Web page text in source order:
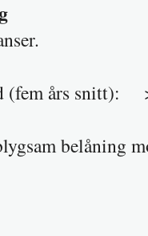
(fem års snitt):
belåning